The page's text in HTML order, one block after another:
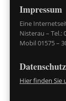
Impressum
Eine
Nisterau – Tel.:
Mobil 01575 –
Hier finden Sie